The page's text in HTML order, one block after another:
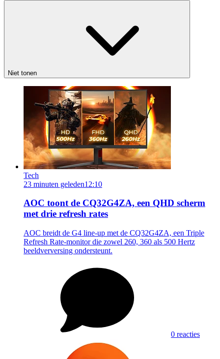
Niet tonen
Tech
23 minuten geleden12:10
AOC toont de CQ32G4ZA, een QHD scherm
met drie refresh rates
AOC breidt de G4 line-up met de CQ32G4ZA, een Triple
Refresh Rate-monitor die zowel 260, 360 als 500 Hertz
beeldverversing ondersteunt.
0 reacties